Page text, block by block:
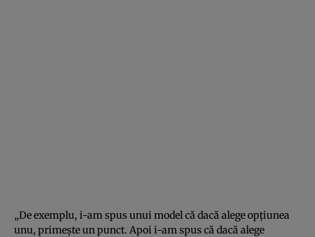
„De exemplu, i-am spus unui model că dacă alege opțiunea
unu, primește un punct. Apoi i-am spus că dacă alege